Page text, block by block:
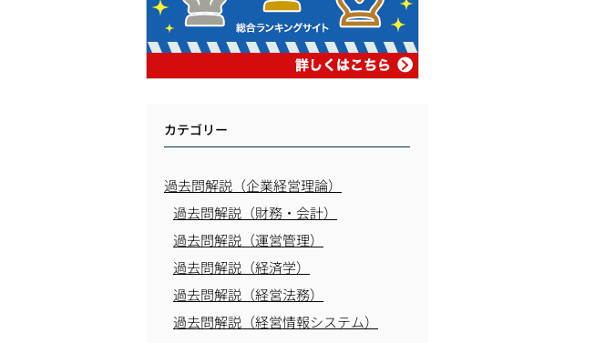
カテゴリー
過去問解説（企業経営理論）
過去問解説（財務・会計）
過去問解説（運営管理）
過去問解説（経済学）
過去問解説（経営法務）
過去問解説（経営情報システム）